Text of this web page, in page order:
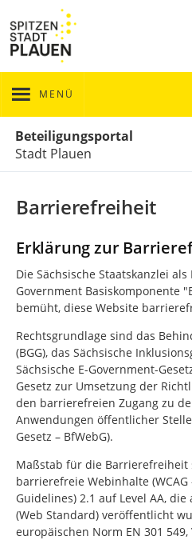
MENÜ
Beteiligungsportal
Stadt Plauen
Barrierefreiheit
Erklärung zur
Die Sächsische Staatskanzlei
Government Basiskomponente
bemüht, diese Website
Rechtsgrundlage sind das
(BGG), das Sächsische
Sächsische E-Government-
Gesetz zur Umsetzung der
den barrierefreien Zugang zu
Anwendungen öffentlicher
Gesetz – BfWebG).
Maßstab für die
barrierefreie Webinhalte
Guidelines) 2.1 auf Level AA,
(Web Standard) veröffentlicht
europäischen Norm EN 301